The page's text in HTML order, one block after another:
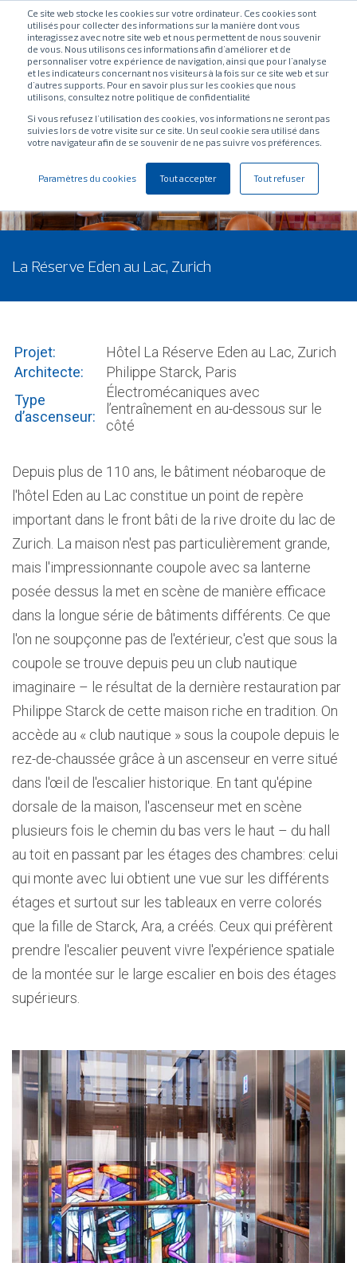
Ce site web stocke les cookies sur votre ordinateur. Ces cookies sont
utilisés pour collecter des informations sur la manière dont vous
interagissez avec notre site web et nous permettent de nous souvenir
de vous. Nous utilisons ces informations afin d'améliorer et de
personnaliser votre expérience de navigation, ainsi que pour l'analyse
et les indicateurs concernant nos visiteurs à la fois sur ce site web et sur
d'autres supports. Pour en savoir plus sur les cookies que nous
utilisons, consultez notre politique de confidentialité
Si vous refusez l'utilisation des cookies, vos informations ne seront pas
suivies lors de votre visite sur ce site. Un seul cookie sera utilisé dans
votre navigateur afin de se souvenir de ne pas suivre vos préférences.
Paramètres du cookies Tout accepter Tout refuser
La Réserve Eden au Lac, Zurich
Projet:
Hôtel La Réserve Eden au Lac, Zurich
Architecte:
Philippe Starck, Paris
Type
d’ascenseur:
Électromécaniques avec
l’entraînement en au-dessous sur le
côté
Depuis plus de 110 ans, le bâtiment néobaroque de
l'hôtel Eden au Lac constitue un point de repère
important dans le front bâti de la rive droite du lac de
Zurich. La maison n'est pas particulièrement grande,
mais l'impressionnante coupole avec sa lanterne
posée dessus la met en scène de manière efficace
dans la longue série de bâtiments différents. Ce que
l'on ne soupçonne pas de l'extérieur, c'est que sous la
coupole se trouve depuis peu un club nautique
imaginaire – le résultat de la dernière restauration par
Philippe Starck de cette maison riche en tradition. On
accède au « club nautique » sous la coupole depuis le
rez-de-chaussée grâce à un ascenseur en verre situé
dans l'œil de l'escalier historique. En tant qu'épine
dorsale de la maison, l'ascenseur met en scène
plusieurs fois le chemin du bas vers le haut – du hall
au toit en passant par les étages des chambres: celui
qui monte avec lui obtient une vue sur les différents
étages et surtout sur les tableaux en verre colorés
que la fille de Starck, Ara, a créés. Ceux qui préfèrent
prendre l'escalier peuvent vivre l'expérience spatiale
de la montée sur le large escalier en bois des étages
supérieurs.